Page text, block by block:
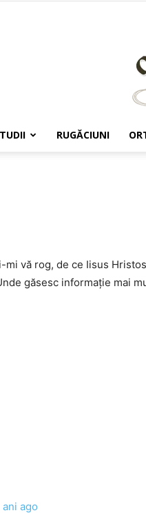
RUGĂCIUNI
mi vă rog, de ce Iisus
găsesc informaţie mai
ani ago